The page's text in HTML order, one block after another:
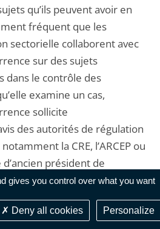
gives you control over what you want
Deny all cookies Personalize
qu’ils peuvent avoir en
fréquent que les
sectorielle collaborent avec
sur des sujets
dans le contrôle des
examine un cas,
sollicite
des autorités de régulation
la CRE, l’ARCEP ou
d’ancien président de
j’attire toutefois
que ces collaborations et
se fassent dans le